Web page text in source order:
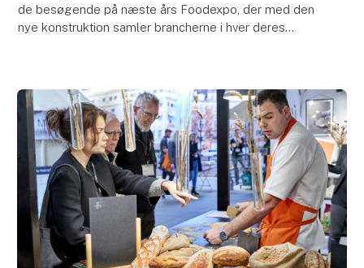
de besøgende på næste års Foodexpo, der med den
nye konstruktion samler brancherne i hver deres